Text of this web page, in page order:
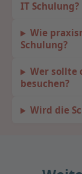
IT Schulung?
Wie
Schulung?
Wer sollte
besuchen?
Wird die